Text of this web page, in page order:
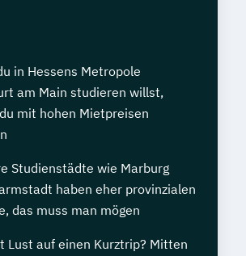
in Hessens Metropole
am Main studieren willst,
mit hohen Mietpreisen
Studienstädte wie Marburg
haben eher provinzialen
das muss man mögen
Lust auf einen Kurztrip? Mitten